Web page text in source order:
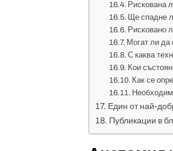
Рискована
Ще спадне
Рисковано
Могат ли да
С каква
Кои
Как се
Един от най-
Публикации в